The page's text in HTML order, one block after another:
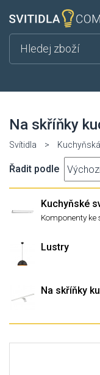
Na skříňky
Svítidla >
Řadit podle
Kuchyňské
Komponenty
Lustry
Na skříňky